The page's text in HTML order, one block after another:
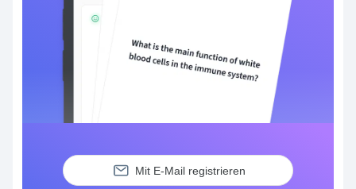
Mit E-Mail registrieren